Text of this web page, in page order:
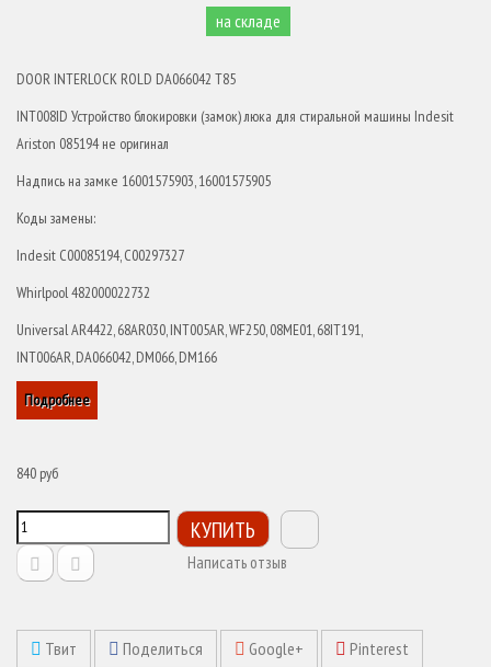
на складе
DOOR INTERLOCK ROLD DA066042 T85
INT008ID Устройство блокировки (замок) люка для стиральной машины Indesit
Ariston 085194 не оригинал
Надпись на замке 16001575903, 16001575905
Коды замены:
Indesit C00085194, C00297327
Whirlpool 482000022732
Universal AR4422, 68AR030, INT005AR, WF250, 08ME01, 68IT191,
INT006AR, DA066042, DM066, DM166
Подробнее
840 руб
КУПИТЬ
Твит Поделиться Google+ Pinterest
Написать отзыв